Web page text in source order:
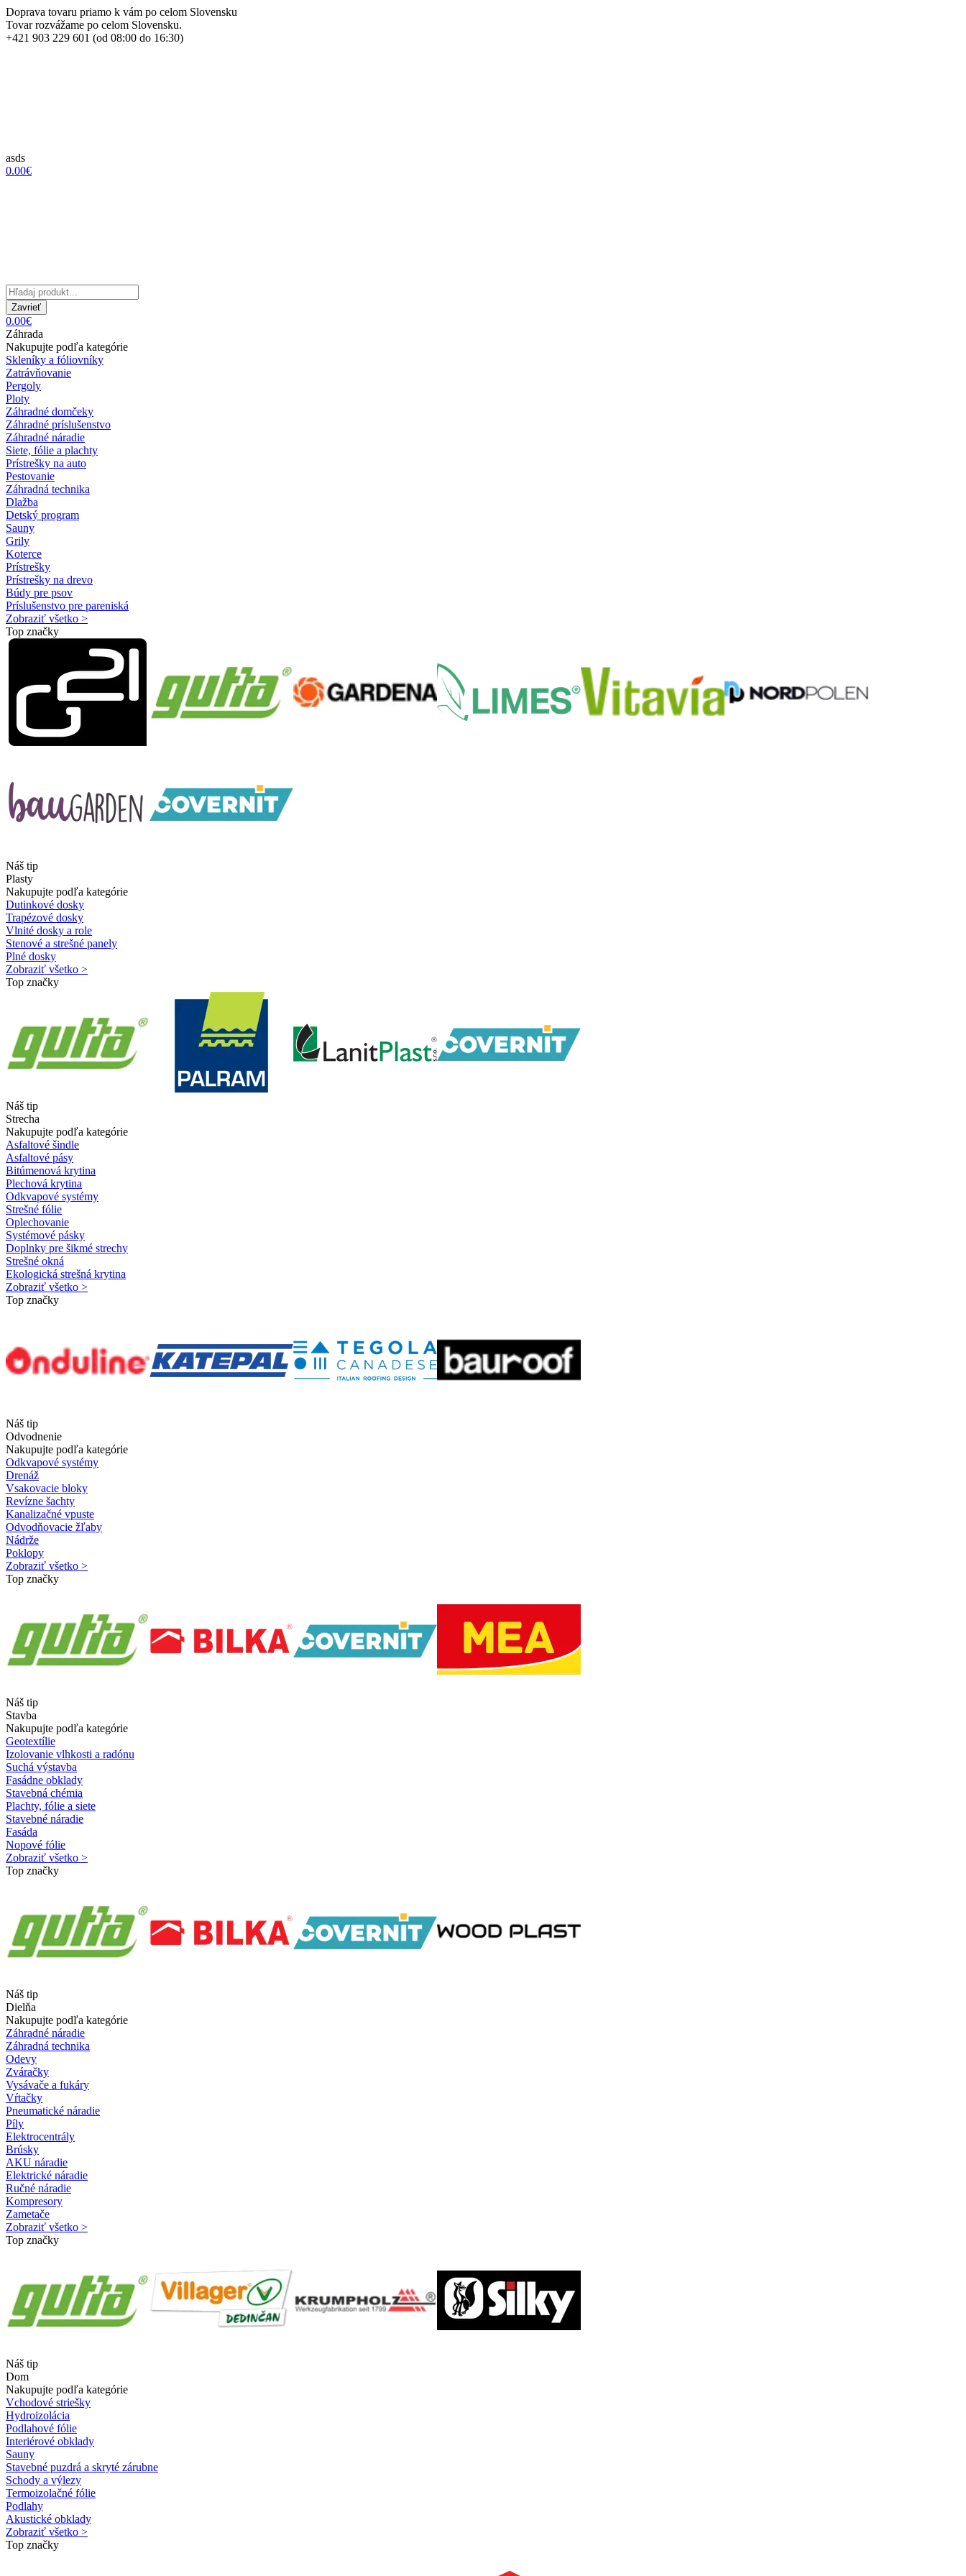
Doprava tovaru priamo k vám po celom Slovensku
Tovar rozvážame po celom Slovensku.
+421 903 229 601 (od 08:00 do 16:30)
asds
0.00€
Zavrieť
0.00€
Záhrada
Nakupujte podľa kategórie
Skleníky a fóliovníky
Zatrávňovanie
Pergoly
Ploty
Záhradné domčeky
Záhradné príslušenstvo
Záhradné náradie
Siete, fólie a plachty
Prístrešky na auto
Pestovanie
Záhradná technika
Dlažba
Detský program
Sauny
Grily
Koterce
Prístrešky
Prístrešky na drevo
Búdy pre psov
Príslušenstvo pre pareniská
Zobraziť všetko >
Top značky
Náš tip
Plasty
Nakupujte podľa kategórie
Dutinkové dosky
Trapézové dosky
Vlnité dosky a role
Stenové a strešné panely
Plné dosky
Zobraziť všetko >
Top značky
Náš tip
Strecha
Nakupujte podľa kategórie
Asfaltové šindle
Asfaltové pásy
Bitúmenová krytina
Plechová krytina
Odkvapové systémy
Strešné fólie
Oplechovanie
Systémové pásky
Doplnky pre šikmé strechy
Strešné okná
Ekologická strešná krytina
Zobraziť všetko >
Top značky
Náš tip
Odvodnenie
Nakupujte podľa kategórie
Odkvapové systémy
Drenáž
Vsakovacie bloky
Revízne šachty
Kanalizačné vpuste
Odvodňovacie žľaby
Nádrže
Poklopy
Zobraziť všetko >
Top značky
Náš tip
Stavba
Nakupujte podľa kategórie
Geotextílie
Izolovanie vlhkosti a radónu
Suchá výstavba
Fasádne obklady
Stavebná chémia
Plachty, fólie a siete
Stavebné náradie
Fasáda
Nopové fólie
Zobraziť všetko >
Top značky
Náš tip
Dielňa
Nakupujte podľa kategórie
Záhradné náradie
Záhradná technika
Odevy
Zváračky
Vysávače a fukáry
Vŕtačky
Pneumatické náradie
Píly
Elektrocentrály
Brúsky
AKU náradie
Elektrické náradie
Ručné náradie
Kompresory
Zametače
Zobraziť všetko >
Top značky
Náš tip
Dom
Nakupujte podľa kategórie
Vchodové striešky
Hydroizolácia
Podlahové fólie
Interiérové obklady
Sauny
Stavebné puzdrá a skryté zárubne
Schody a výlezy
Termoizolačné fólie
Podlahy
Akustické obklady
Zobraziť všetko >
Top značky